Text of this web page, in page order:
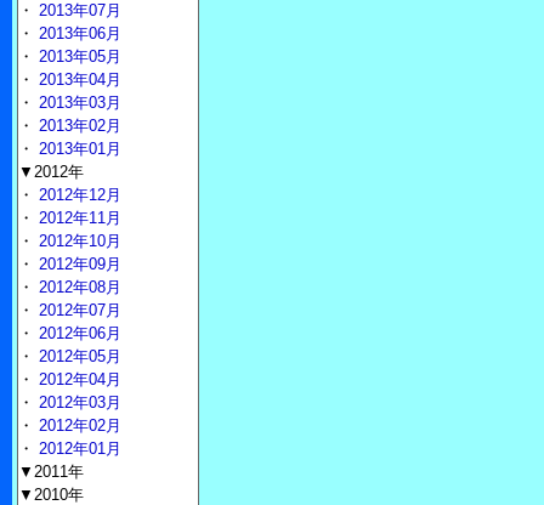
・ 2013年07月
・ 2013年06月
・ 2013年05月
・ 2013年04月
・ 2013年03月
・ 2013年02月
・ 2013年01月
▼2012年
・ 2012年12月
・ 2012年11月
・ 2012年10月
・ 2012年09月
・ 2012年08月
・ 2012年07月
・ 2012年06月
・ 2012年05月
・ 2012年04月
・ 2012年03月
・ 2012年02月
・ 2012年01月
▼2011年
▼2010年